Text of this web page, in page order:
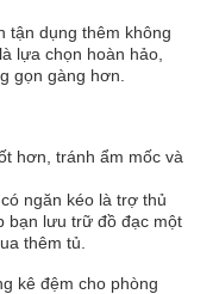
tận dụng thêm không
lựa chọn hoàn hảo,
gọn gàng hơn.
hơn, tránh ẩm mốc và
ngăn kéo là trợ thủ
bạn lưu trữ đồ đạc một
thêm tủ.
kê đệm cho phòng